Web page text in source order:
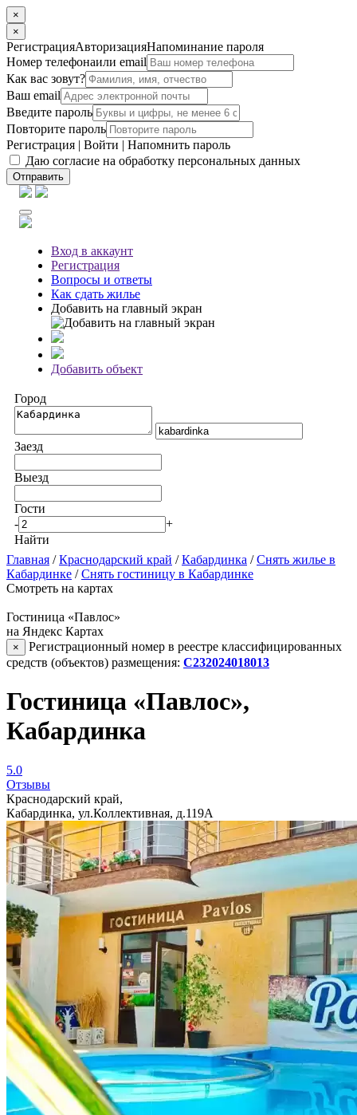
×
×
РегистрацияАвторизацияНапоминание пароля
Номер телефонаили email
Как вас зовут?
Ваш email
Введите пароль
Повторите пароль
Регистрация | Войти | Напомнить пароль
Даю согласие на обработку персональных данных
Отправить
Вход в аккаунт
Регистрация
Вопросы и ответы
Как сдать жилье
Добавить на главный экран
Добавить объект
Город
Заезд
Выезд
Гости
-
+
Найти
Главная /Краснодарский край /Кабардинка /Снять жилье в
Кабардинке /Снять гостиницу в Кабардинке
Смотреть на картах
Гостиница «Павлос»
на Яндекс Картах
×
Регистрационный номер в реестре классифицированных
средств (объектов) размещения: С232024018013
Гостиница «Павлос»,
Кабардинка
5.0
Отзывы
Краснодарский край,
Кабардинка, ул.Коллективная, д.119А